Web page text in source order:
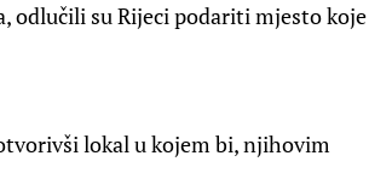
odlučili su Rijeci podariti mjesto koje
lokal u kojem bi, njihovim